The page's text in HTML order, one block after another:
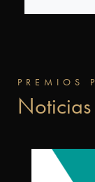
PREMIOS
Noticias